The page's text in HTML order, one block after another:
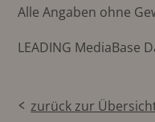
Alle Angaben ohne
LEADING MediaBase
zurück zur